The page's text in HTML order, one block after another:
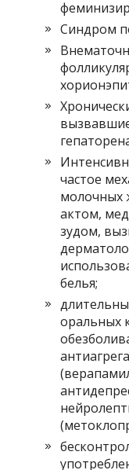
Синдром
частое
молочных
актом,
зудом,
белья;
оральных